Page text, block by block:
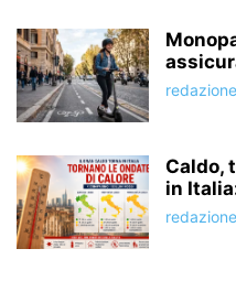
redazione
Caldo,
in
redazione